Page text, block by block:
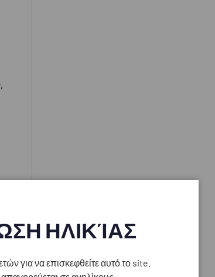
ΗΛΙΚΊΑΣ
για να επισκεφθείτε αυτό το site.